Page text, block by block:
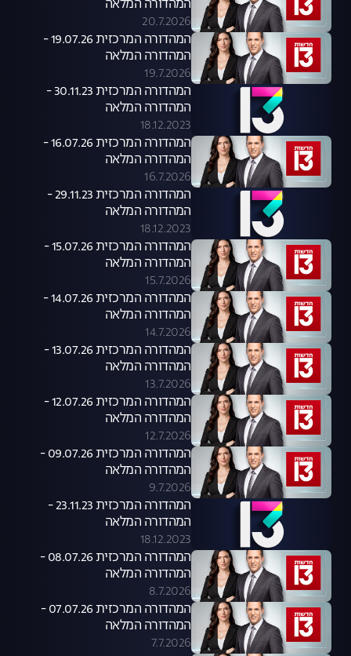
המהדורה המלאה
20.7.2026
המהדורה המרכזית 19.07.26 -
המהדורה המלאה
19.7.2026
המהדורה המרכזית 30.11.23 -
המהדורה המלאה
18.12.2023
המהדורה המרכזית 16.07.26 -
המהדורה המלאה
16.7.2026
המהדורה המרכזית 29.11.23 -
המהדורה המלאה
18.12.2023
המהדורה המרכזית 15.07.26 -
המהדורה המלאה
15.7.2026
המהדורה המרכזית 14.07.26 -
המהדורה המלאה
14.7.2026
המהדורה המרכזית 13.07.26 -
המהדורה המלאה
13.7.2026
המהדורה המרכזית 12.07.26 -
המהדורה המלאה
12.7.2026
המהדורה המרכזית 09.07.26 -
המהדורה המלאה
9.7.2026
המהדורה המרכזית 23.11.23 -
המהדורה המלאה
18.12.2023
המהדורה המרכזית 08.07.26 -
המהדורה המלאה
8.7.2026
המהדורה המרכזית 07.07.26 -
המהדורה המלאה
7.7.2026